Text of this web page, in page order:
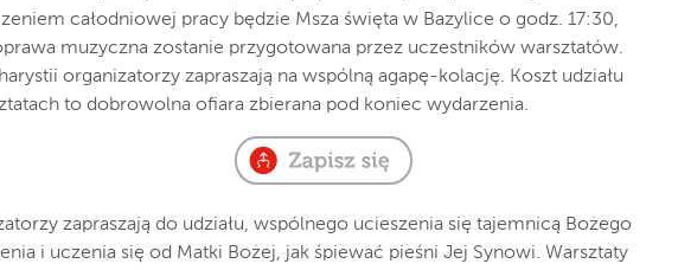
całodniowej pracy będzie Msza święta w Bazylice o godz. 17:30,
muzyczna zostanie przygotowana przez uczestników warsztatów.
organizatorzy zapraszają na wspólną agapę-kolację. Koszt udziału
to dobrowolna ofiara zbierana pod koniec wydarzenia.
zapraszają do udziału, wspólnego ucieszenia się tajemnicą Bożego
i uczenia się od Matki Bożej, jak śpiewać pieśni Jej Synowi. Warsztaty